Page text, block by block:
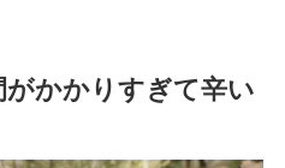
がかかりすぎて辛い